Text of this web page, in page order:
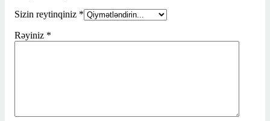
Sizin reytinqiniz *
Rəyiniz *